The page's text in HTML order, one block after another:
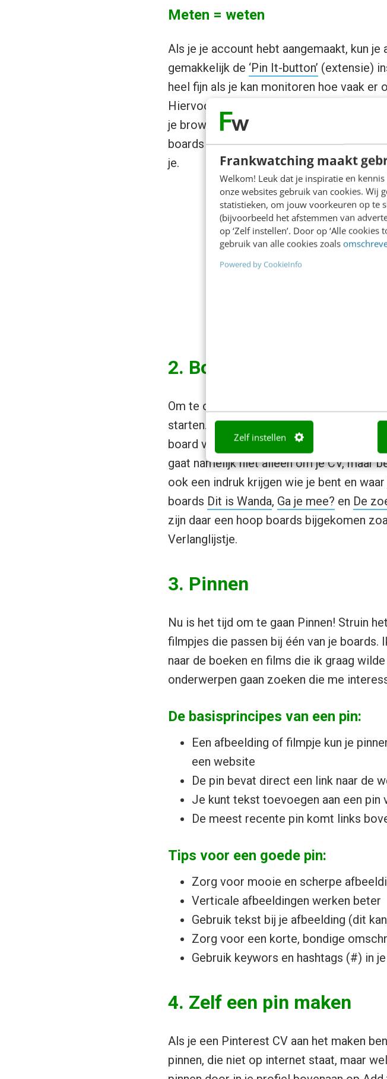
Frankwatching maakt
Welkom! Leuk dat je inspiratie en
onze websites gebruik van cookies. Wij
statistieken, om jouw voorkeuren op te
(bijvoorbeeld het afstemmen van
op ‘Zelf instellen’. Door op ‘Alle
gebruik van alle cookies zoals
Powered by CookieInfo
Zelf instellen
Meten = weten
Als je je account hebt aangemaakt, kun
gemakkelijk de ‘Pin It-button’ (extensie)
heel fijn als je kan monitoren hoe vaak
Hiervoor kun je gebruik maken van
je browser installeert, waarmee je
boards kan pinnen. Vervolgens
je.
2. Boards aanmaken
Om te ontdekken hoe Pinterest werkt, is
starten. Bedenk een aantal
board van te maken. Onderwerpen die
gaat namelijk niet alleen om je CV, maar
ook een indruk krijgen wie je bent en
boards Dit is Wanda, Ga je mee? en De
zijn daar een hoop boards bijgekomen
Verlanglijstje.
3. Pinnen
Nu is het tijd om te gaan Pinnen! Struin
filmpjes die passen bij één van je
naar de boeken en films die ik graag
onderwerpen gaan zoeken die me
De basisprincipes van een pin:
Een afbeelding of filmpje kun je
een website
De pin bevat direct een link naar de
Je kunt tekst toevoegen aan een pin
De meest recente pin komt links
Tips voor een goede pin:
Zorg voor mooie en scherpe
Verticale afbeeldingen werken beter
Gebruik tekst bij je afbeelding (dit
Zorg voor een korte, bondige
Gebruik keywors en hashtags (#) in
4. Zelf een pin maken
Als je een Pinterest CV aan het maken
pinnen, die niet op internet staat, maar